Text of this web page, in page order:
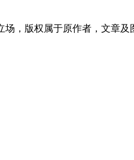
，版权属于原作者，文章及